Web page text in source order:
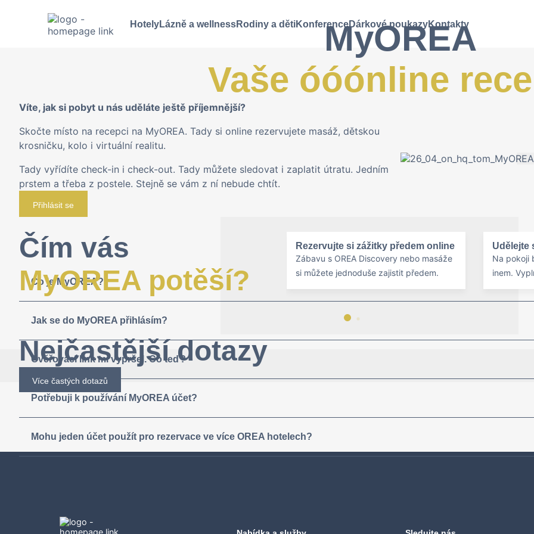
HotelyLázně a wellnessRodiny a dětiKonferenceDárkové poukazyKontakty
MyOREA
Vaše óóónline
Víte, jak si pobyt u nás uděláte ještě příjemnější?
Skočte místo na recepci na MyOREA. Tady si online rezervujete masáž, dětskou
krosničku, kolo i virtuální realitu.
Tady vyřídíte check-in i check-out. Tady můžete sledovat i zaplatit útratu. Jedním
prstem a třeba z postele. Stejně se vám z ní nebude chtít.
Přihlásit se
Čím vás
MyOREA potěší?
Rezervujte si zážitky předem online
Zábavu s OREA Discovery nebo masáže
si můžete jednoduše zajistit předem.
Udělejte
Na pokoji
inem.
Nejčastější dotazy
Co je MyOREA?
Jak se do MyOREA přihlásím?
Ověřovací link mi vypršel. Co teď?
Potřebuji k používání MyOREA účet?
Mohu jeden účet použít pro rezervace ve více OREA hotelech?
Více častých dotazů